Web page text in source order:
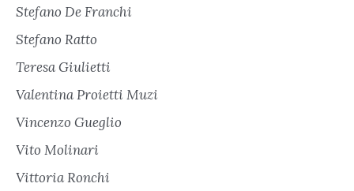
Stefano De Franchi
Stefano Ratto
Teresa Giulietti
Valentina Proietti Muzi
Vincenzo Gueglio
Vito Molinari
Vittoria Ronchi